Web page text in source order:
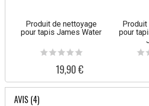
Produit de nettoyage
pour tapis James Water
19,90 €
Produit
pour
AVIS (4)